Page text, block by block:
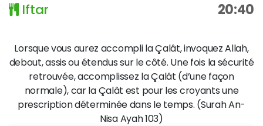
Iftar
20:40
Lorsque vous aurez accompli la Çalât, invoquez Allah,
debout, assis ou étendus sur le côté. Une fois la sécurité
retrouvée, accomplissez la Çalât (d’une façon
normale), car la Çalât est pour les croyants une
prescription déterminée dans le temps. (Surah An-
Nisa Ayah 103)